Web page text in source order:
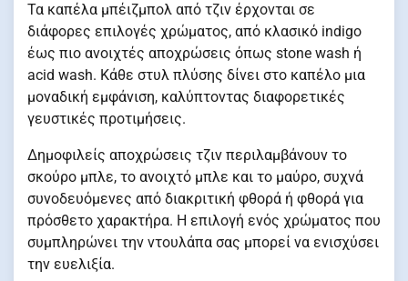
Τα καπέλα μπέιζμπολ από τζιν έρχονται σε
διάφορες επιλογές χρώματος, από κλασικό indigo
έως πιο ανοιχτές αποχρώσεις όπως stone wash ή
acid wash. Κάθε στυλ πλύσης δίνει στο καπέλο μια
μοναδική εμφάνιση, καλύπτοντας διαφορετικές
γευστικές προτιμήσεις.
Δημοφιλείς αποχρώσεις τζιν περιλαμβάνουν το
σκούρο μπλε, το ανοιχτό μπλε και το μαύρο, συχνά
συνοδευόμενες από διακριτική φθορά ή φθορά για
πρόσθετο χαρακτήρα. Η επιλογή ενός χρώματος που
συμπληρώνει την ντουλάπα σας μπορεί να ενισχύσει
την ευελιξία.